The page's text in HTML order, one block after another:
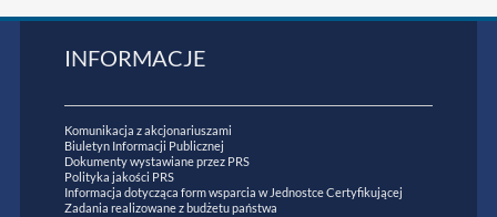
INFORMACJE
Komunikacja z akcjonariuszami
Biuletyn Informacji Publicznej
Dokumenty wystawiane przez PRS
Polityka jakości PRS
Informacja dotycząca form wsparcia w Jednostce Certyfikującej
Zadania realizowane z budżetu państwa